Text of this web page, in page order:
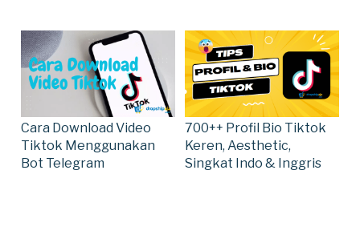
Cara Download Video
Tiktok Menggunakan
Bot Telegram
700++ Profil Bio Tiktok
Keren, Aesthetic,
Singkat Indo & Inggris